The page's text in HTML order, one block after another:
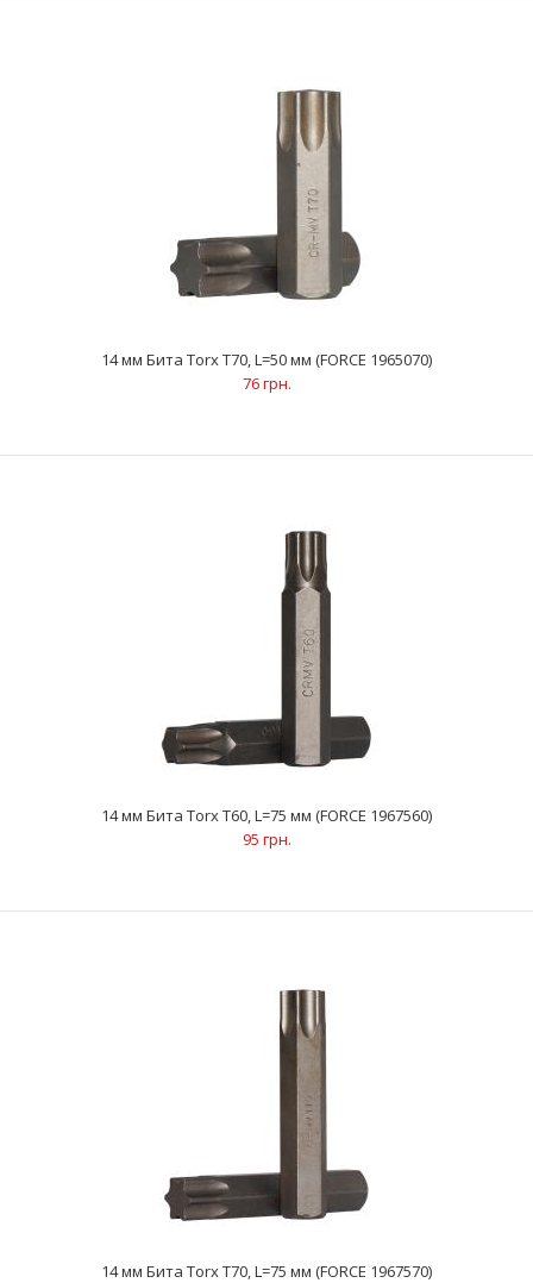
14 мм Бита Torx Т70, L=50 мм (FORCE 1965070)
14 мм Бита Torx Т60, L=75 мм (FORCE 1967560)
..
14 мм Бита Torx Т70, L=50 мм (FORCE 1965070)
76 грн.
14 мм Бита Torx Т60, L=75 мм (FORCE 1967560)
95 грн.
14 мм Бита Torx Т70, L=75 мм (FORCE 1967570)